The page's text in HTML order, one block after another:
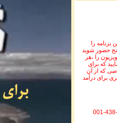
را
حضور شوید
را ،هر
که برای
که از آن
برای درآمد
001-